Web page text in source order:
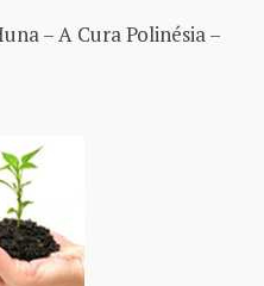
– A Cura Polinésia –